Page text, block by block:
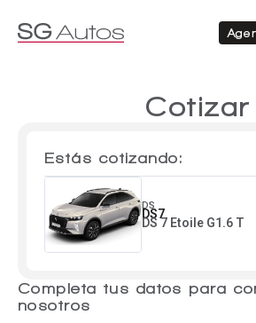
Autos usados
Repuestos
Sucursales
Compramos tu auto
Acerca de SG Autos
Autos nuevos
Autos usados
Hatchback
Cotizar
Completa tus datos para
nosotros
Estás cotizando:
DS
DS7
DS 7 Etoile G1.6 T